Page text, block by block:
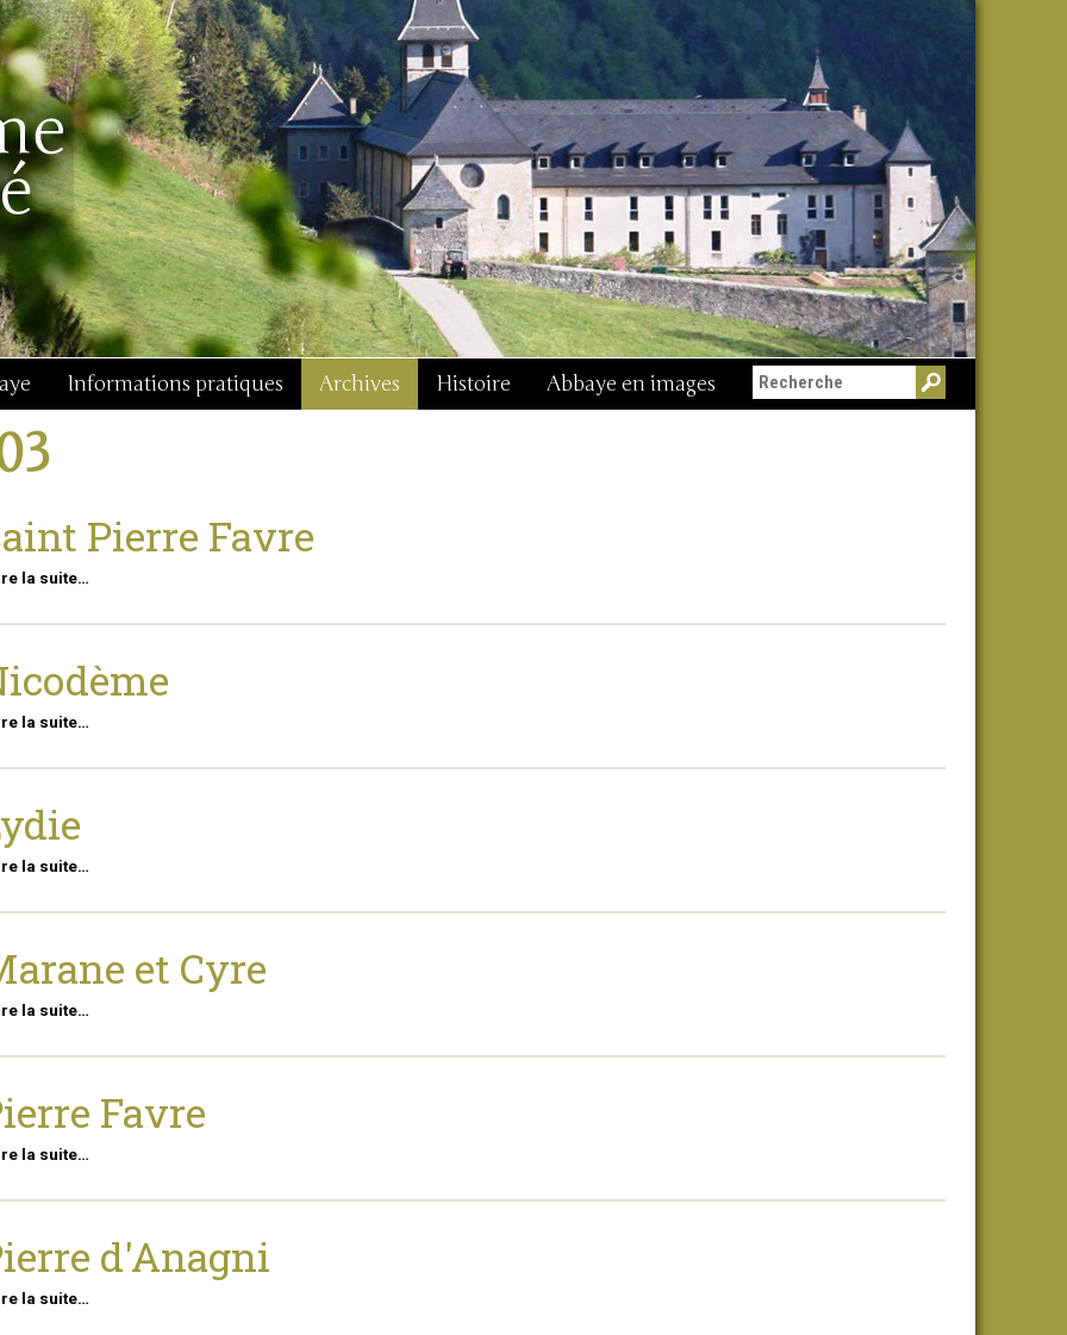
Informations pratiques Archives Histoire Abbaye en images
Pierre Favre
la suite…
la suite…
la suite…
et Cyre
la suite…
Favre
la suite…
d'Anagni
la suite…